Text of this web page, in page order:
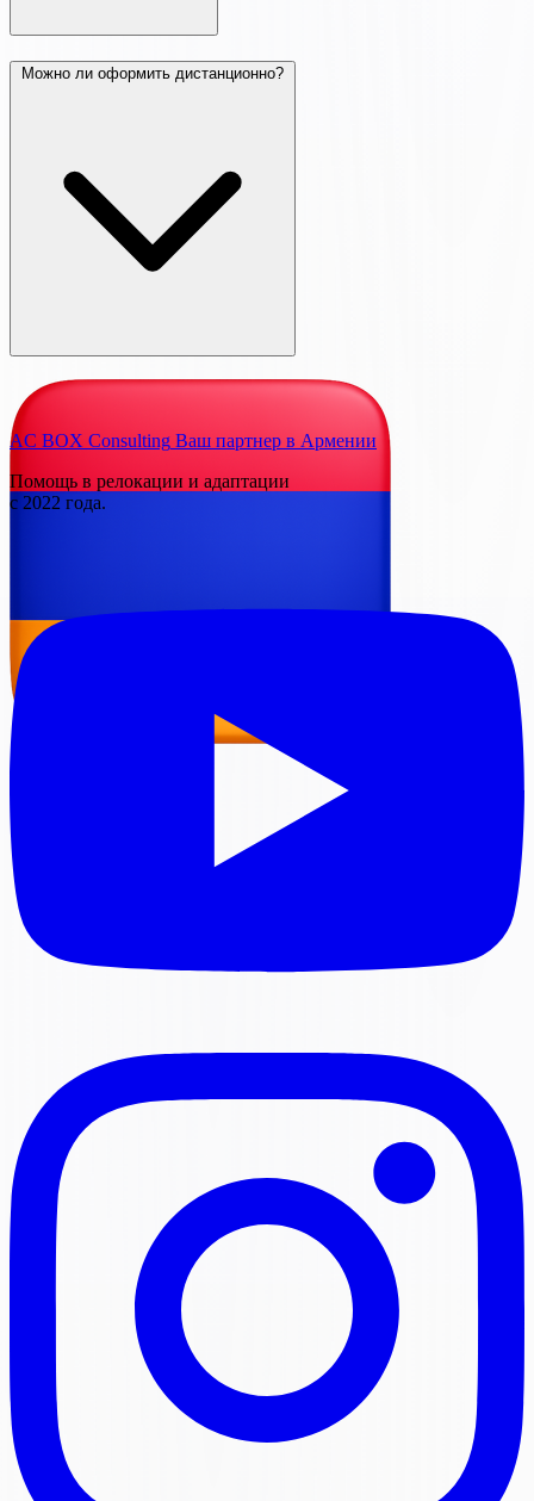
Можно ли оформить дистанционно?
AC BOX Consulting Ваш партнер в Армении
Помощь в релокации и адаптации
с 2022 года.